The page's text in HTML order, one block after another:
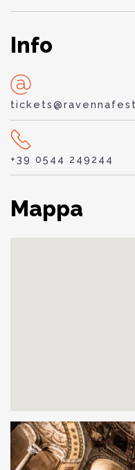
Info
+39 0544 249244
Mappa